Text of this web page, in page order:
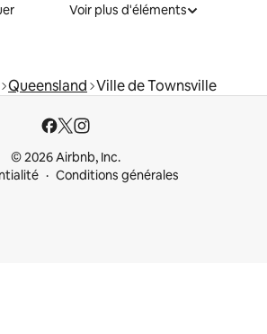
Voir plus d'éléments
Queensland Ville de Townsville
© 2026 Airbnb, Inc.
Conditions générales